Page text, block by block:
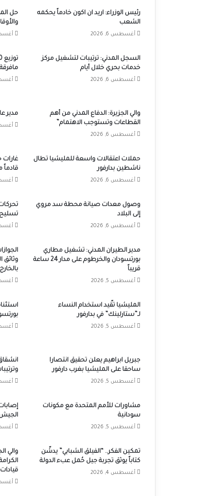
رئيس الوزراء: اريد ان اكون خادماً يحكمه
الشعب
أغسطس 6, 2026
حل
أغسطس
السجل المدني: ترتيبات لتشغيل مركز
خدمات بحري خلال أيام
أغسطس 6, 2026
مافرقة
أغسطس
والي الجزيرة: الدفاع المدني من أهم
القطاعات وتستوجب الاهتمام”
أغسطس 6, 2026
مدير
أغسطس
حملات اعتقالات واسعة للمليشيا تطال
ناشطين بدارفور
أغسطس 6, 2026
غارات
قادماً
أغسطس
وصول معدات صيانة محطة سد مروي
إلى البلاد
أغسطس 6, 2026
تسليح
أغسطس
مدير الطيران المدني: تشغيل مطاري
بورتسودان والخرطوم على مدار 24 ساعة
قريباً
أغسطس 5, 2026
وثائق
بالخارج
أغسطس
المليشيا تقّيد استخدام النساء
لـ”ستارلينك” في بدارفور
أغسطس 5, 2026
بورتسودان و5
أغسطس
جبريل ابراهيم يعلن تحقيق انتصارا
ساحقا على المليشيا بغرب دارفور
أغسطس 5, 2026 أغسطس
مشاورات للأمم المتحدة مع مكونات
سودانية
أغسطس 5, 2026
الجيش
أغسطس
تمكين الفكر.. “الفيلق الشبابي” يدشّن
كتاباً يوثق تجربة جيل حُمل عبء الدولة
أغسطس 4, 2026
والي
أغسطس